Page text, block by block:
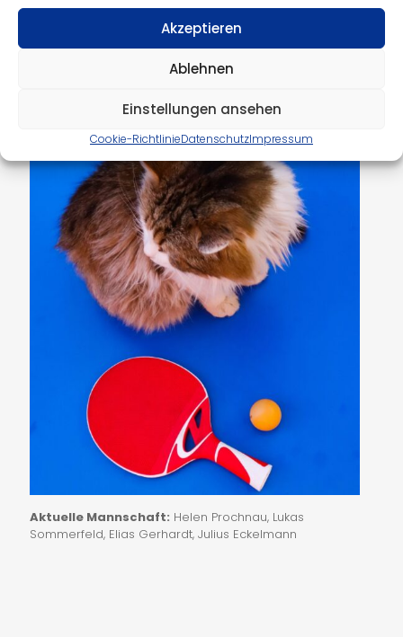
Akzeptieren
Ablehnen
Einstellungen ansehen
Cookie-RichtlinieDatenschutzImpressum
Weitere aktuelle Spielgeschehnisse findet ihrhier.
Jugend
Aktuelle Mannschaft: Helen Prochnau, Lukas
Sommerfeld, Elias Gerhardt, Julius Eckelmann